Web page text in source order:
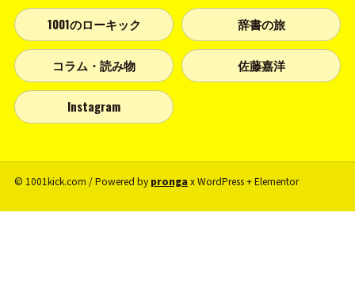
1001のローキック 辞書の旅
コラム・読み物 佐藤嘉洋
Instagram
© 1001kick.com / Powered by prongax WordPress + Elementor